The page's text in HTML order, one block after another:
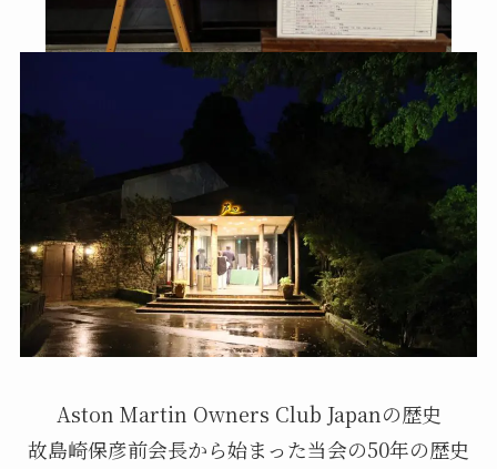
Aston Martin Owners Club Japanの歴史
故島崎保彦前会長から始まった当会の50年の歴史